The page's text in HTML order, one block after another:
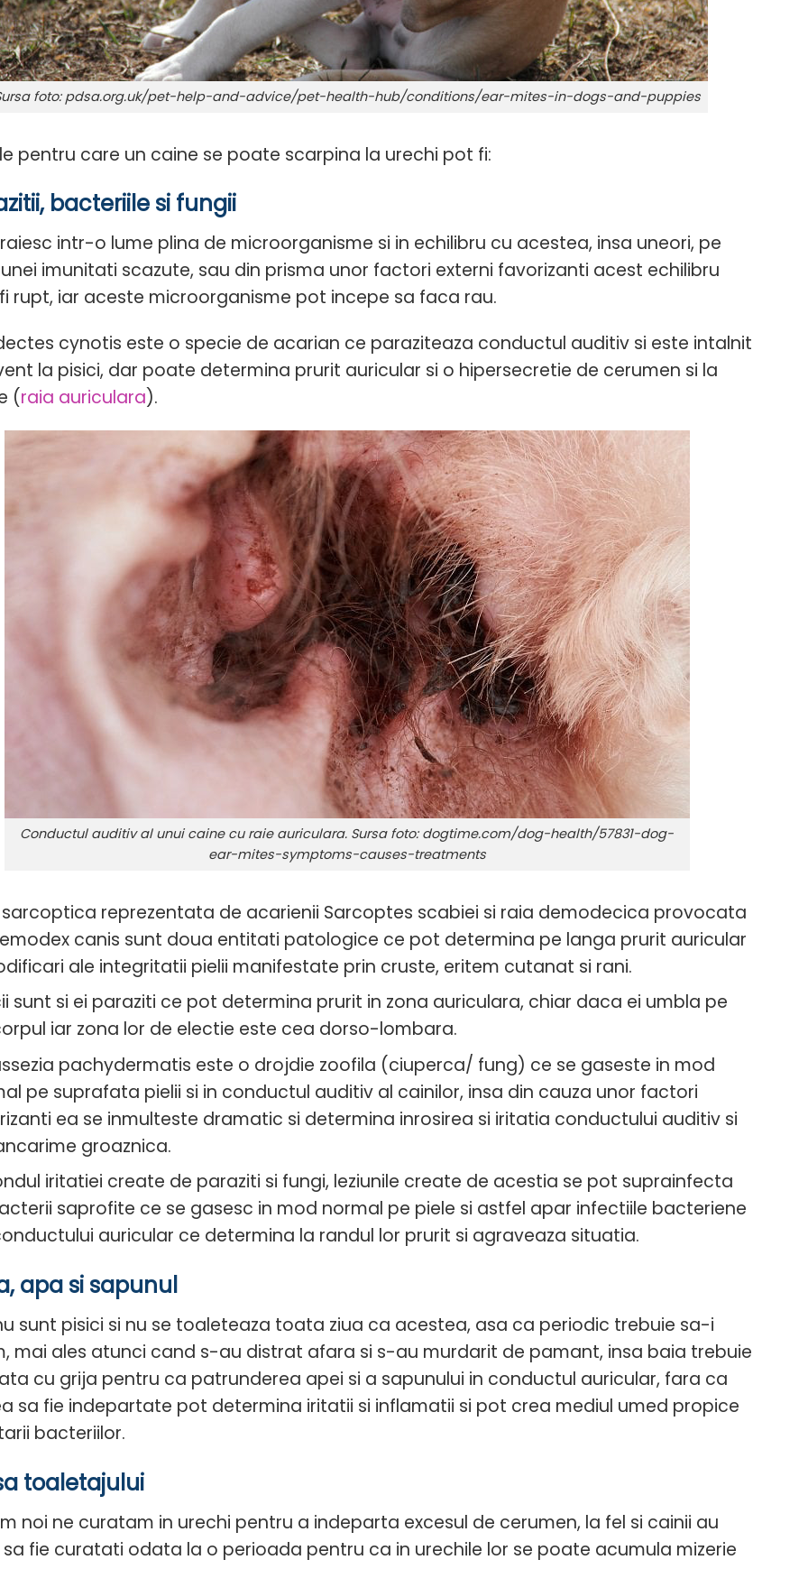
foto: pdsa.org.uk/pet-help-and-advice/pet-health-hub/conditions/ear-mites-in-dogs-and-puppies
pentru care un caine se poate scarpina la urechi pot fi:
bacteriile si fungii
intr-o lume plina de microorganisme si in echilibru cu acestea, insa uneori, pe
imunitati scazute, sau din prisma unor factori externi favorizanti acest echilibru
rupt, iar aceste microorganisme pot incepe sa faca rau.
cynotis este o specie de acarian ce paraziteaza conductul auditiv si este intalnit
la pisici, dar poate determina prurit auricular si o hipersecretie de cerumen si la
(raia auriculara).
Conductul auditiv al unui caine cu raie auriculara. Sursa foto: dogtime.com/dog-health/57831-dog-
ear-mites-symptoms-causes-treatments
sarcoptica reprezentata de acarienii Sarcoptes scabiei si raia demodecica provocata
canis sunt doua entitati patologice ce pot determina pe langa prurit auricular
ale integritatii pielii manifestate prin cruste, eritem cutanat si rani.
sunt si ei paraziti ce pot determina prurit in zona auriculara, chiar daca ei umbla pe
iar zona lor de electie este cea dorso-lombara.
pachydermatis este o drojdie zoofila (ciuperca/ fung) ce se gaseste in mod
pe suprafata pielii si in conductul auditiv al cainilor, insa din cauza unor factori
ea se inmulteste dramatic si determina inrosirea si iritatia conductului auditiv si
groaznica.
iritatiei create de paraziti si fungi, leziunile create de acestia se pot suprainfecta
saprofite ce se gasesc in mod normal pe piele si astfel apar infectiile bacteriene
auricular ce determina la randul lor prurit si agraveaza situatia.
apa si sapunul
sunt pisici si nu se toaleteaza toata ziua ca acestea, asa ca periodic trebuie sa-i
mai ales atunci cand s-au distrat afara si s-au murdarit de pamant, insa baia trebuie
cu grija pentru ca patrunderea apei si a sapunului in conductul auricular, fara ca
sa fie indepartate pot determina iritatii si inflamatii si pot crea mediul umed propice
bacteriilor.
toaletajului
noi ne curatam in urechi pentru a indeparta excesul de cerumen, la fel si cainii au
sa fie curatati odata la o perioada pentru ca in urechile lor se poate acumula mizerie